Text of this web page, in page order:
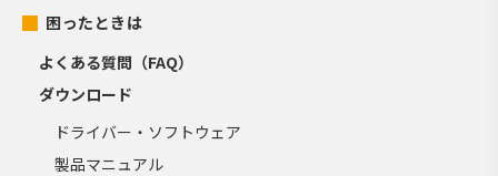
困ったときは
よくある質問（FAQ）
ダウンロード
ドライバー・ソフトウェア
製品マニュアル